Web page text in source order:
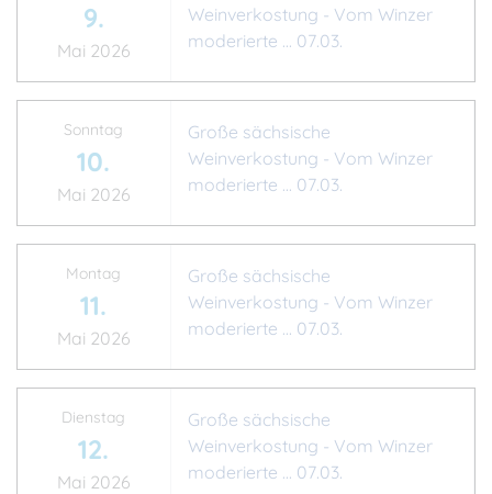
9.
Mai 2026
Weinverkostung - Vom Winzer
moderierte ... 07.03.
Sonntag
10.
Mai 2026
Große sächsische
Weinverkostung - Vom Winzer
moderierte ... 07.03.
Montag
11.
Mai 2026
Große sächsische
Weinverkostung - Vom Winzer
moderierte ... 07.03.
Dienstag
12.
Mai 2026
Große sächsische
Weinverkostung - Vom Winzer
moderierte ... 07.03.